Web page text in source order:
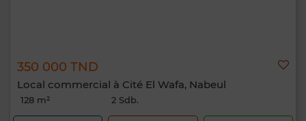
350 000 TND
Local commercial à Cité El Wafa, Nabeul
128 m² 2 Sdb.